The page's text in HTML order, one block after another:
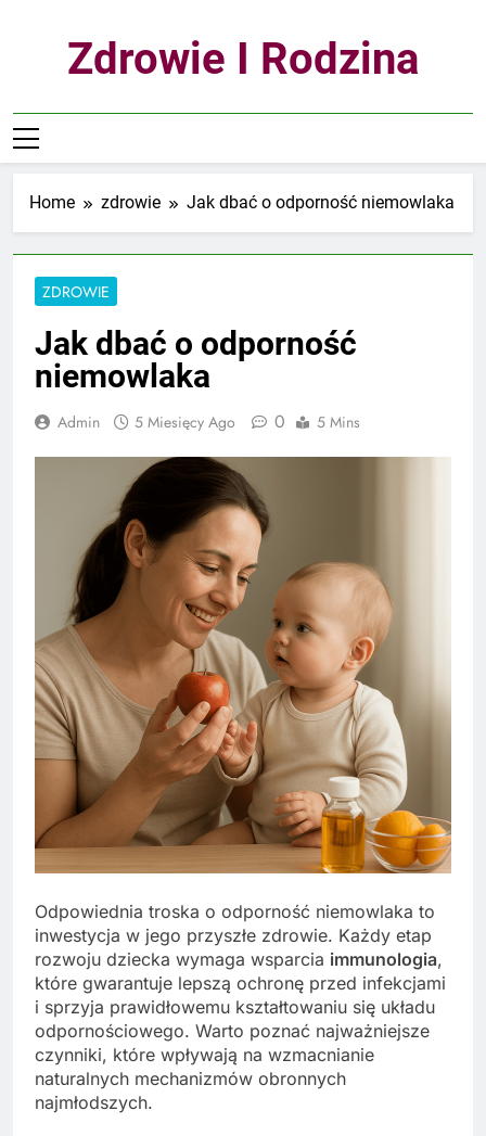
Zdrowie I Rodzina
Home zdrowie Jak dbać o odporność niemowlaka
ZDROWIE
Jak dbać o odporność
niemowlaka
Admin 5 Miesięcy Ago 0 5 Mins
Odpowiednia troska o odporność niemowlaka to
inwestycja w jego przyszłe zdrowie. Każdy etap
rozwoju dziecka wymaga wsparcia immunologia,
które gwarantuje lepszą ochronę przed infekcjami
i sprzyja prawidłowemu kształtowaniu się układu
odpornościowego. Warto poznać najważniejsze
czynniki, które wpływają na wzmacnianie
naturalnych mechanizmów obronnych
najmłodszych.